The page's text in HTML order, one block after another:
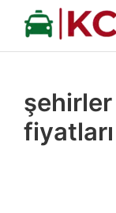
İçeriğe
fiyatları